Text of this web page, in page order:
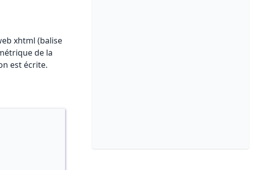
xhtml (balise
de la
est écrite.